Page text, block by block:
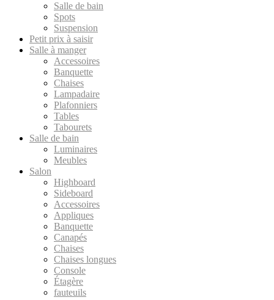
Salle de bain
Spots
Suspension
Petit prix à saisir
Salle à manger
Accessoires
Banquette
Chaises
Lampadaire
Plafonniers
Tables
Tabourets
Salle de bain
Luminaires
Meubles
Salon
Highboard
Sideboard
Accessoires
Appliques
Banquette
Canapés
Chaises
Chaises longues
Console
Étagère
fauteuils